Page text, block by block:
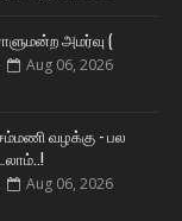
அமர்வு (
Aug 06, 2026
வழக்கு - பல
Aug 06, 2026